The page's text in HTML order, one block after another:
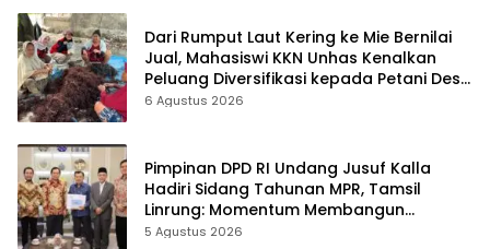
Dari Rumput Laut Kering ke Mie Bernilai
Jual, Mahasiswi KKN Unhas Kenalkan
Peluang Diversifikasi kepada Petani Desa
Baruga
6 Agustus 2026
Pimpinan DPD RI Undang Jusuf Kalla
Hadiri Sidang Tahunan MPR, Tamsil
Linrung: Momentum Membangun
Solidaritas Kepemimpinan Bangsa
5 Agustus 2026